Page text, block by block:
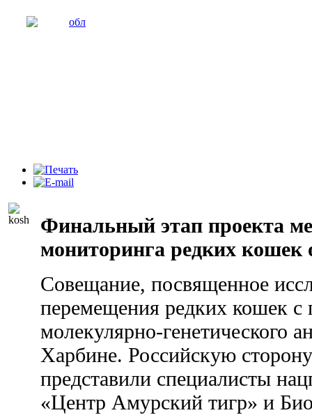
Финальный этап проекта
мониторинга редких кошек
Совещание, посвященное
перемещения редких кошек
молекулярно-генетического
Харбине. Российскую
представили специалисты
«Центр Амурский тигр» и